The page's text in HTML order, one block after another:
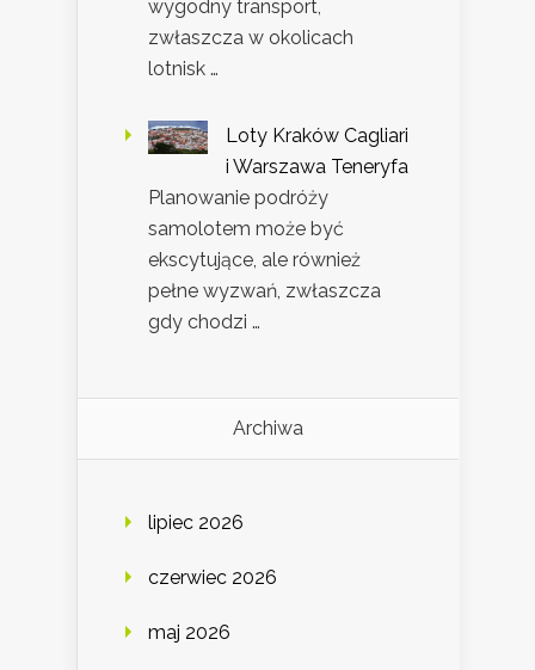
wygodny transport,
zwłaszcza w okolicach
lotnisk …
Loty Kraków Cagliari
i Warszawa Teneryfa
Planowanie podróży
samolotem może być
ekscytujące, ale również
pełne wyzwań, zwłaszcza
gdy chodzi …
Archiwa
lipiec 2026
czerwiec 2026
maj 2026